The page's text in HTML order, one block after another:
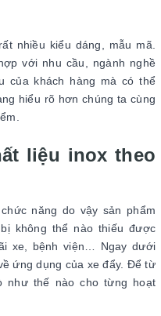
nhiều kiểu dáng, mẫu mã.
với nhu cầu, ngành nghề
của khách hàng mà có thể
hiểu rõ hơn chúng ta cùng
liệu inox theo
năng do vậy sản phẩm
không thể nào thiếu được
xe, bệnh viện… Ngay dưới
ứng dụng của xe đẩy. Để từ
như thế nào cho từng hoạt